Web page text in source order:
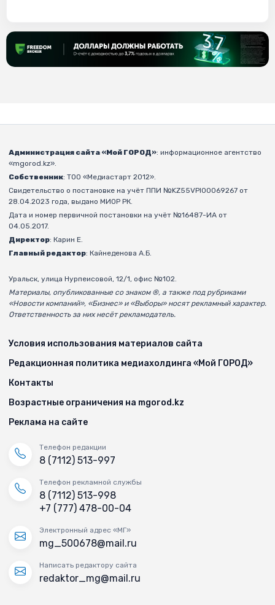
Администрация сайта «Мой ГОРОД»: информационное агентство
«mgorod.kz».
Собственник: ТОО «Медиастарт 2012».
Свидетельство о постановке на учёт ППИ №KZ55VPI00069267 от
28.04.2023 года, выдано МИОР РК.
Дата и номер первичной постановки на учёт №16487-ИА от
04.05.2017.
Директор: Карин Е.
Главный редактор: Кайнеденова А.Б.
Уральск, улица Нурпеисовой, 12/1, офис №102.
Материалы, опубликованные со знаком ®, а также под рубриками
«Новости компаний», «Бизнес» и «Выборы» носят рекламный характер.
Ответственность за них несёт рекламодатель.
Условия использования материалов сайта
Редакционная политика медиахолдинга «Мой ГОРОД»
Контакты
Возрастные ограничения на mgorod.kz
Реклама на сайте
Телефон редакции
8 (7112) 513-997
Телефон рекламной службы
8 (7112) 513-998
+7 (777) 478-00-04
Электронный адрес «МГ»
mg_500678@mail.ru
Написать редактору сайта
redaktor_mg@mail.ru